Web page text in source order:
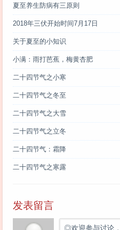
夏至养生防病有三原则
2018年三伏开始时间7月17日
关于夏至的小知识
小满：雨打芭蕉，梅黄杏肥
二十四节气之小寒
二十四节气之冬至
二十四节气之大雪
二十四节气之立冬
二十四节气：霜降
二十四节气之寒露
发表留言
◎欢迎参与讨论